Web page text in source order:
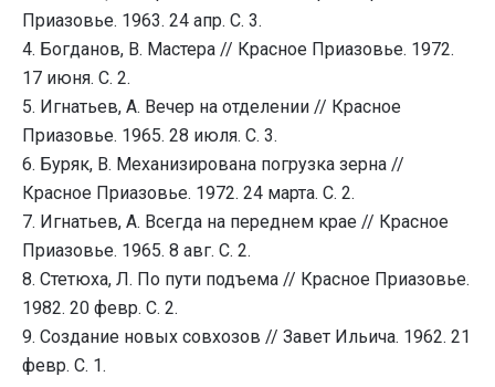
Приазовье. 1963. 24 апр. С. 3.
4. Богданов, В. Мастера // Красное Приазовье. 1972.
17 июня. С. 2.
5. Игнатьев, А. Вечер на отделении // Красное
Приазовье. 1965. 28 июля. С. 3.
6. Буряк, В. Механизирована погрузка зерна //
Красное Приазовье. 1972. 24 марта. С. 2.
7. Игнатьев, А. Всегда на переднем крае // Красное
Приазовье. 1965. 8 авг. С. 2.
8. Стетюха, Л. По пути подъема // Красное Приазовье.
1982. 20 февр. С. 2.
9. Создание новых совхозов // Завет Ильича. 1962. 21
февр. С. 1.